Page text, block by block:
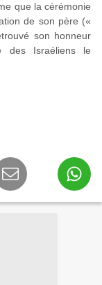
que la cérémonie
de son père («
son honneur
des Israéliens le